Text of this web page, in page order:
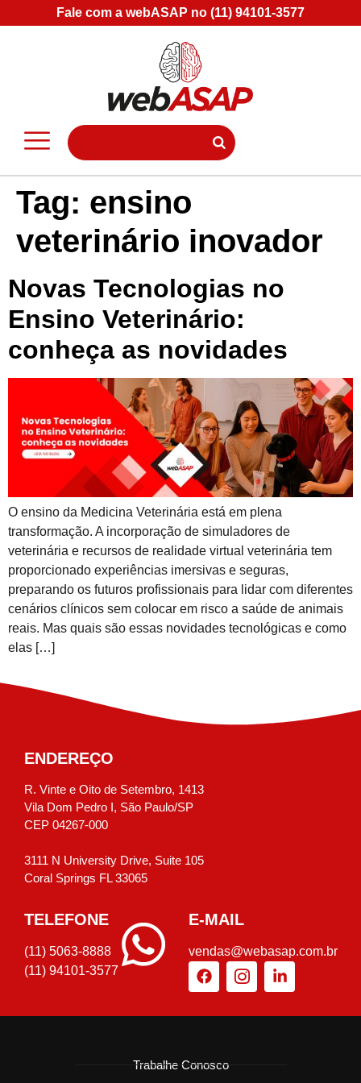
Fale com a webASAP no (11) 94101-3577
Tag: ensino
veterinário inovador
Novas Tecnologias no
Ensino Veterinário:
conheça as novidades
O ensino da Medicina Veterinária está em plena
transformação. A incorporação de simuladores de
veterinária e recursos de realidade virtual veterinária tem
proporcionado experiências imersivas e seguras,
preparando os futuros profissionais para lidar com diferentes
cenários clínicos sem colocar em risco a saúde de animais
reais. Mas quais são essas novidades tecnológicas e como
elas […]
ENDEREÇO
R. Vinte e Oito de Setembro, 1413
Vila Dom Pedro I, São Paulo/SP
CEP 04267-000
3111 N University Drive, Suite 105
Coral Springs FL 33065
TELEFONE
(11) 5063-8888
(11) 94101-3577
E-MAIL
vendas@webasap.com.br
Trabalhe Conosco